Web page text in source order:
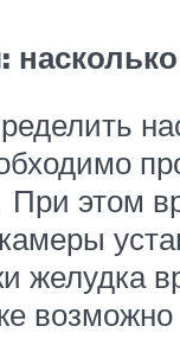
этом
желудка